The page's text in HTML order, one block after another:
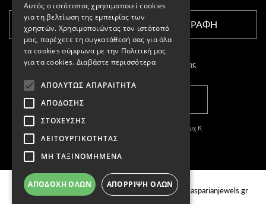
ΕΓΓΡΑΦΗ
Αποδέχομαι τους όρους χρήσης
Copyright © 2011-2026 Κασπαριάν Σεμπουχ Κ
With
ΓΕΜΗ:57327504000
ΚΑΤΑΣΤΗΜΑΤΑ
Τσιμισκή 88, Θεσσαλονίκη Ελλάδα, 54622
Email
info@kasparianjewels.gr
Αυτός ο ιστότοπος χρησιμοποιεί cookies
για τη βελτίωση της εμπειρίας των
χρηστών. Χρησιμοποιώντας τον ιστότοπό
μας, παρέχετε τη συγκατάθεσή σας για όλα
τα cookies σύμφωνα με την Πολιτική μας
για τα cookies. Διαβάστε περισσότερα
ΑΠΟΛΎΤΩΣ ΑΠΑΡΑΊΤΗΤΑ
ΑΠΌΔΟΣΗΣ
ΣΤΌΧΕΥΣΗΣ
ΛΕΙΤΟΥΡΓΙΚΌΤΗΤΑΣ
ΜΗ ΤΑΞΙΝΟΜΗΜΈΝΑ
ΑΠΟΔΟΧΉ ΌΛΩΝ ΑΠΌΡΡΙΨΗ ΌΛΩΝ